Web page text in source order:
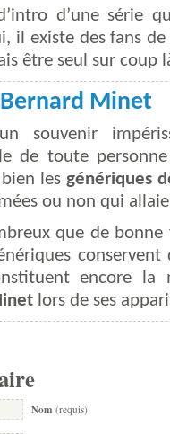
d’une série
il existe des fans de
être seul sur coup
Bernard Minet
souvenir
de toute
bien les génériques
ou non qui
que de
encore la
lors de ses
Nom (requis)